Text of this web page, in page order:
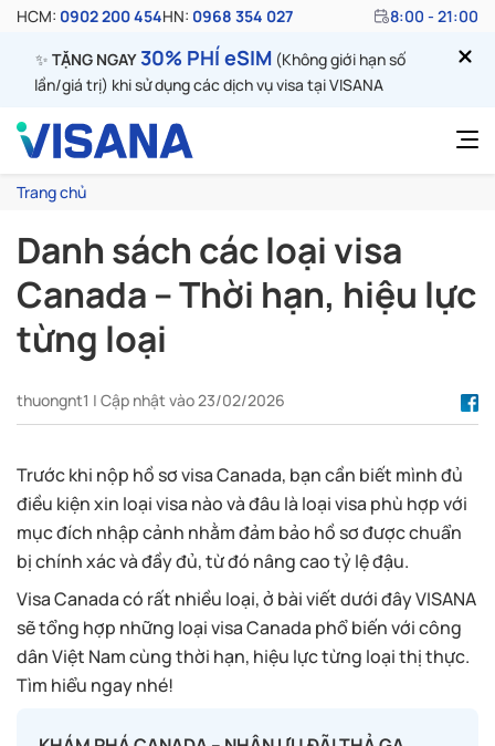
HCM: 0902 200 454HN: 0968 354 027 8:00 - 21:00
✨ TẶNG NGAY30% PHÍ eSIM (Không giới hạn số
lần/giá trị) khi sử dụng các dịch vụ visa tại VISANA
Trang chủ
Danh sách các loại visa
Canada – Thời hạn, hiệu lực
từng loại
thuongnt1 | Cập nhật vào 23/02/2026
Trước khi nộp hồ sơ visa Canada, bạn cần biết mình đủ
điều kiện xin loại visa nào và đâu là loại visa phù hợp với
mục đích nhập cảnh nhằm đảm bảo hồ sơ được chuẩn
bị chính xác và đầy đủ, từ đó nâng cao tỷ lệ đậu.
Visa Canada có rất nhiều loại, ở bài viết dưới đây VISANA
sẽ tổng hợp những loại visa Canada phổ biến với công
dân Việt Nam cùng thời hạn, hiệu lực từng loại thị thực.
Tìm hiểu ngay nhé!